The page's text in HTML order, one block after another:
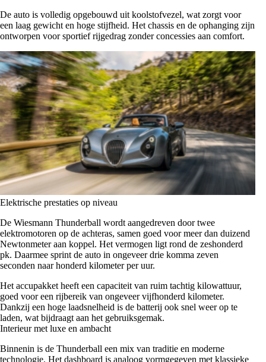
De auto is volledig opgebouwd uit koolstofvezel, wat zorgt voor
een laag gewicht en hoge stijfheid. Het chassis en de ophanging zijn
ontworpen voor sportief rijgedrag zonder concessies aan comfort.
Elektrische prestaties op niveau
De Wiesmann Thunderball wordt aangedreven door twee
elektromotoren op de achteras, samen goed voor meer dan duizend
Newtonmeter aan koppel. Het vermogen ligt rond de zeshonderd
pk. Daarmee sprint de auto in ongeveer drie komma zeven
seconden naar honderd kilometer per uur.
Het accupakket heeft een capaciteit van ruim tachtig kilowattuur,
goed voor een rijbereik van ongeveer vijfhonderd kilometer.
Dankzij een hoge laadsnelheid is de batterij ook snel weer op te
laden, wat bijdraagt aan het gebruiksgemak.
Interieur met luxe en ambacht
Binnenin is de Thunderball een mix van traditie en moderne
technologie. Het dashboard is analoog vormgegeven met klassieke